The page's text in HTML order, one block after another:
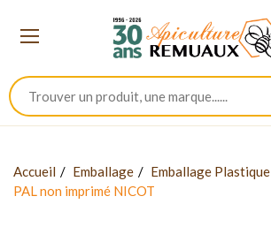
Accueil Emballage Emballage Plastique
PAL non imprimé NICOT